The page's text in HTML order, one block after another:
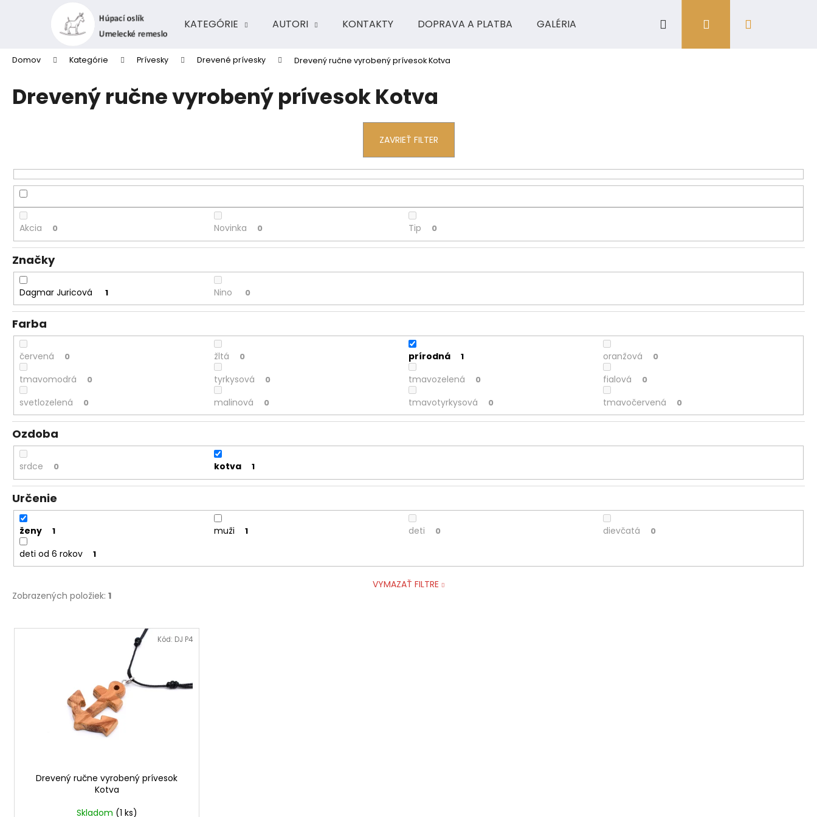
KATEGÓRIE AUTORI KONTAKTY DOPRAVA A PLATBA GALÉRIA Hľadať Prihlásenie
Domov Kategórie Prívesky Drevené prívesky Drevený ručne vyrobený prívesok Kotva
Drevený ručne vyrobený prívesok Kotva
ZAVRIEŤ FILTER
Akcia 0 Novinka 0 Tip 0
Značky
Dagmar Juricová 1 Nino 0
Farba
červená 0 žltá 0 prírodná 1 oranžová 0
tmavomodrá 0 tyrkysová 0 tmavozelená 0 fialová 0
svetlozelená 0 malinová 0 tmavotyrkysová 0 tmavočervená 0
Ozdoba
srdce 0 kotva 1
Určenie
ženy 1 muži 1 deti 0 dievčatá 0
deti od 6 rokov 1
VYMAZAŤ FILTRE
Zobrazených položiek: 1
V
Drevený ručne vyrobený prívesok
Kotva
Skladom (1 ks)
Kód: DJ P4
Späť
obchodu
Späť
obchodu
Čo potrebujete nájsť?
Odporúčame